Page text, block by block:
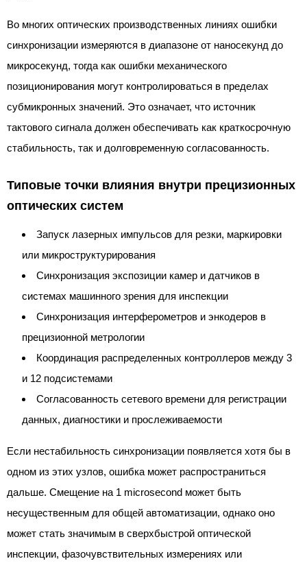
Во многих оптических производственных линиях ошибки
синхронизации измеряются в диапазоне от наносекунд до
микросекунд, тогда как ошибки механического
позиционирования могут контролироваться в пределах
субмикронных значений. Это означает, что источник
тактового сигнала должен обеспечивать как краткосрочную
стабильность, так и долговременную согласованность.
Типовые точки влияния внутри прецизионных
оптических систем
Запуск лазерных импульсов для резки, маркировки
или микроструктурирования
Синхронизация экспозиции камер и датчиков в
системах машинного зрения для инспекции
Синхронизация интерферометров и энкодеров в
прецизионной метрологии
Координация распределенных контроллеров между 3
и 12 подсистемами
Согласованность сетевого времени для регистрации
данных, диагностики и прослеживаемости
Если нестабильность синхронизации появляется хотя бы в
одном из этих узлов, ошибка может распространиться
дальше. Смещение на 1 microsecond может быть
несущественным для общей автоматизации, однако оно
может стать значимым в сверхбыстрой оптической
инспекции, фазочувствительных измерениях или